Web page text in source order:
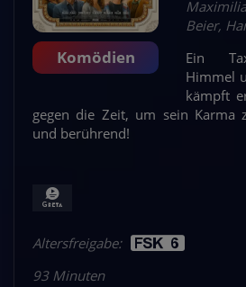
ab
Preview am
the
20.08.26
Mutiny,
One
Ladiespreview
Bibi
Die total
Zeitreise
Kidspreview am
Verity -
01.10.26
Der
Urlaub,
Komödien
Beier,
Ein
Himmel
kämpft
gegen die Zeit, um sein Karma
und berührend!
Altersfreigabe:
93 Minuten